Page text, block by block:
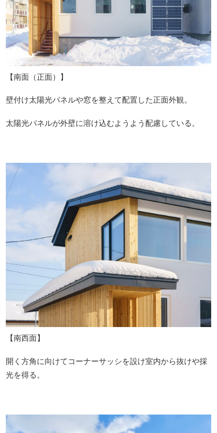
【南面（正面）】
壁付け太陽光パネルや窓を整えて配置した正面外観。
太陽光パネルが外壁に溶け込むようよう配慮している。
【南西面】
開く方角に向けてコーナーサッシを設け室内から抜けや採
光を得る。